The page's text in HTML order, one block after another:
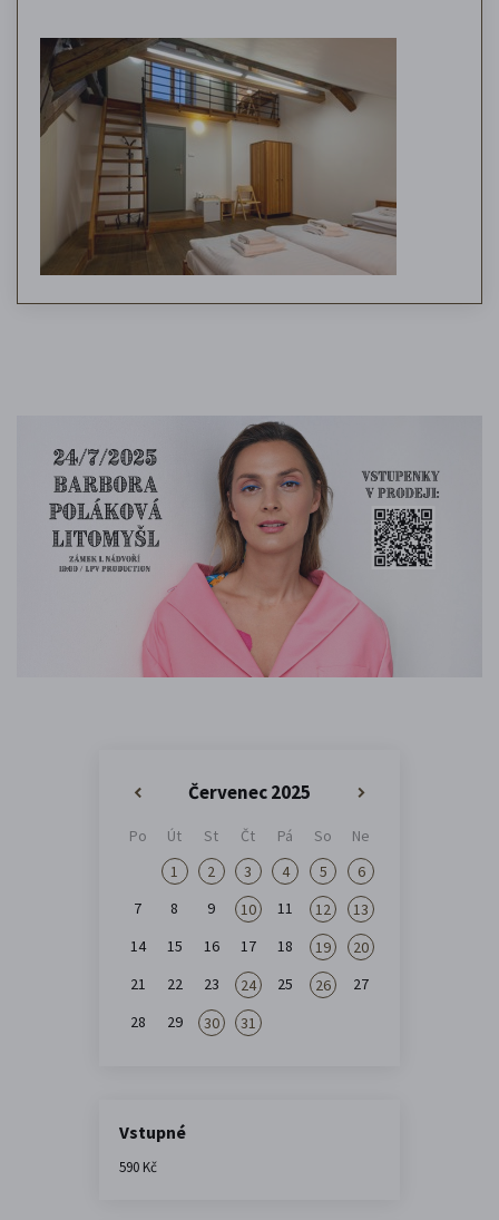
Červenec 2025
»
Po Út St Čt Pá So
Ne
1
2 3 4 5
6
7
8 9 10 11 12
13
14
15 16 17 18 19
20
21
22 23 24 25 26
27
28
29 30 31
Vstupné
590 Kč